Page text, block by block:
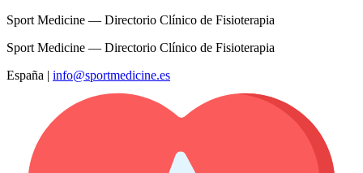
Sport Medicine — Directorio Clínico de Fisioterapia
Sport Medicine — Directorio Clínico de Fisioterapia
España | info@sportmedicine.es